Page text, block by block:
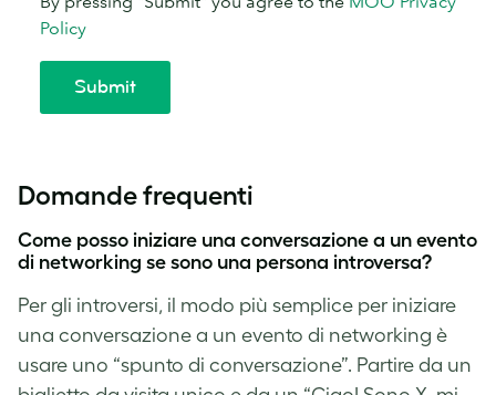
Domande frequenti
Come posso iniziare una conversazione a un evento
di networking se sono una persona introversa?
Per gli introversi, il modo più semplice per iniziare
una conversazione a un evento di networking è
usare uno “spunto di conversazione”. Partire da un